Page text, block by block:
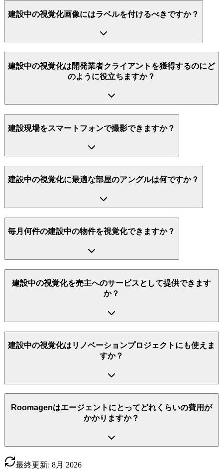
建設中の視覚化画像にはラベルを付けるべきですか？
建設中の視覚化は開発業者クライアントを獲得するのにど
のように役立ちますか？
建設現場をスマートフォンで撮影できますか？
建設中の視覚化に最適な部屋のアングルは何ですか？
毎月何件の建設中の物件を視覚化できますか？
建設中の視覚化を売主へのサービスとして提供できます
か？
建設中の視覚化はリノベーションプロジェクトにも使えま
すか？
Roomagenはエージェントにとってどれくらいの費用が
かかりますか？
最終更新: 8月 2026